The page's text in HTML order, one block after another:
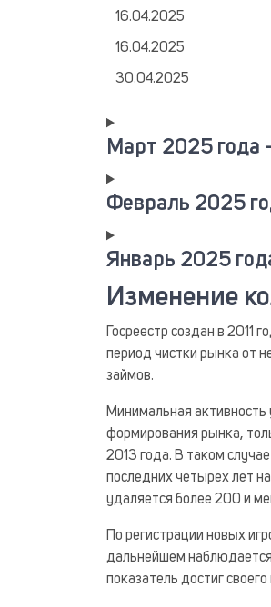
16.04.2025
16.04.2025
30.04.2025
Март 2025
Февраль 2025
Январь 2025
Изменение
Госреестр создан в 2011
период чистки рынка от
займов.
Минимальная
формирования рынка,
2013 года. В таком
последних четырех лет
удаляется более 200 и
По регистрации новых
дальнейшем
показатель достиг